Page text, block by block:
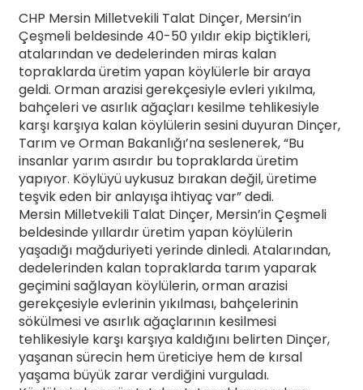
CHP Mersin Milletvekili Talat Dinçer, Mersin’in
Çeşmeli beldesinde 40-50 yıldır ekip biçtikleri,
atalarından ve dedelerinden miras kalan
topraklarda üretim yapan köylülerle bir araya
geldi. Orman arazisi gerekçesiyle evleri yıkılma,
bahçeleri ve asırlık ağaçları kesilme tehlikesiyle
karşı karşıya kalan köylülerin sesini duyuran Dinçer,
Tarım ve Orman Bakanlığı’na seslenerek, “Bu
insanlar yarım asırdır bu topraklarda üretim
yapıyor. Köylüyü uykusuz bırakan değil, üretime
teşvik eden bir anlayışa ihtiyaç var” dedi.
Mersin Milletvekili Talat Dinçer, Mersin’in Çeşmeli
beldesinde yıllardır üretim yapan köylülerin
yaşadığı mağduriyeti yerinde dinledi. Atalarından,
dedelerinden kalan topraklarda tarım yaparak
geçimini sağlayan köylülerin, orman arazisi
gerekçesiyle evlerinin yıkılması, bahçelerinin
sökülmesi ve asırlık ağaçlarının kesilmesi
tehlikesiyle karşı karşıya kaldığını belirten Dinçer,
yaşanan sürecin hem üreticiye hem de kırsal
yaşama büyük zarar verdiğini vurguladı.